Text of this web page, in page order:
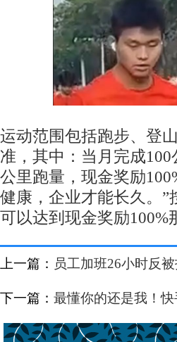
运动范围包括跑步、登
准，其中：当月完成
公里跑量，现金奖励
健康，企业才能长久。
可以达到现金奖励100%
上一篇： 员工加班26小时反
下一篇： 最懂你的还是我！